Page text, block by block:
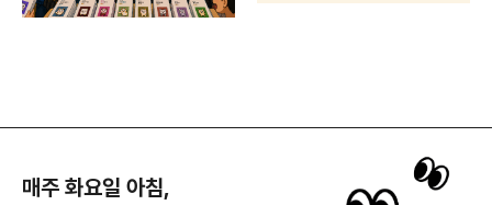
매주 화요일 아침,